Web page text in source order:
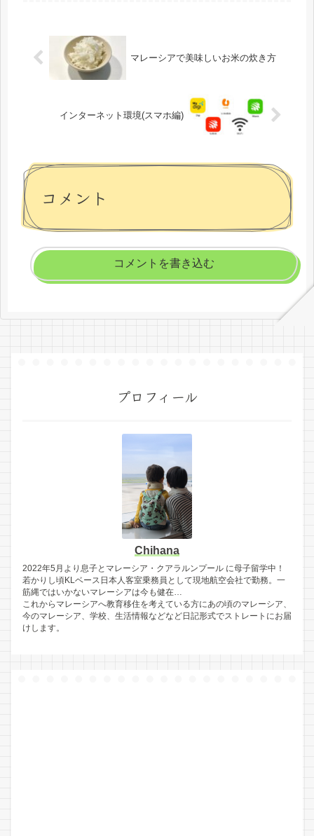
マレーシアで美味しいお米の炊き方
インターネット環境(スマホ編)
コメント
コメントを書き込む
プロフィール
Chihana
2022年5月より息子とマレーシア・クアラルンプール に母子留学中！
若かりし頃KLベース日本人客室乗務員として現地航空会社で勤務。一
筋縄ではいかないマレーシアは今も健在…
これからマレーシアへ教育移住を考えている方にあの頃のマレーシア、
今のマレーシア、学校、生活情報などなど日記形式でストレートにお届
けします。